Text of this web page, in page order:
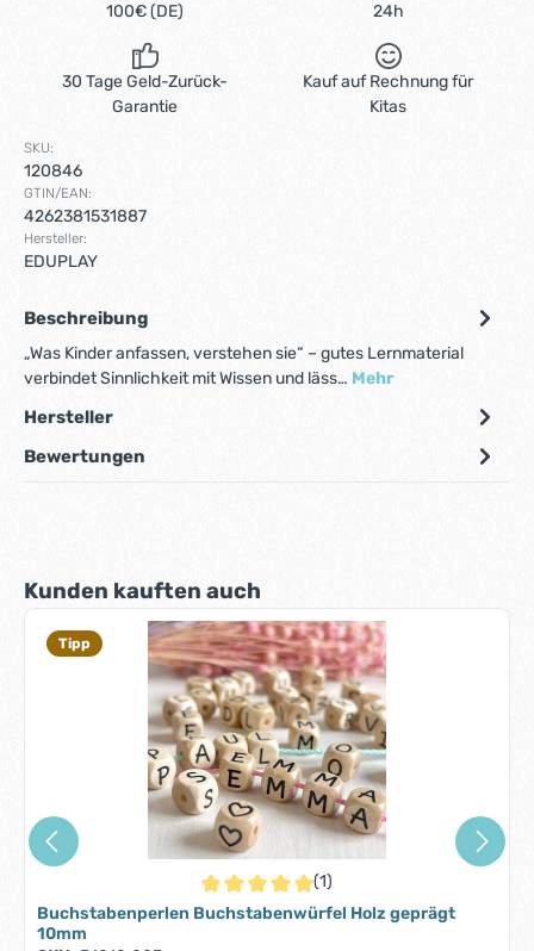
100€ (DE)
24h
30 Tage Geld-Zurück-
Garantie
Kauf auf Rechnung für
Kitas
SKU:
120846
GTIN/EAN:
4262381531887
Hersteller:
EDUPLAY
Beschreibung
„Was Kinder anfassen, verstehen sie“ – gutes Lernmaterial
verbindet Sinnlichkeit mit Wissen und läss… Mehr
Hersteller
Bewertungen
Produktgalerie überspringen
Kunden kauften auch
Tipp
Durchschnittliche Bewertung von 5 von 5
(1)
Buchstabenperlen Buchstabenwürfel Holz geprägt
10mm